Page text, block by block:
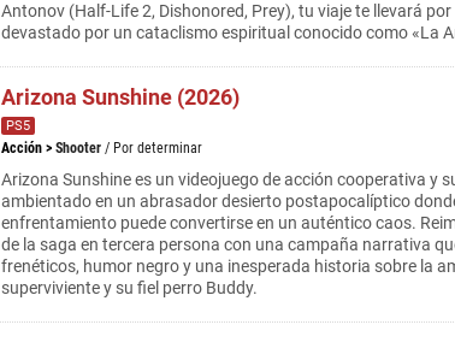
Antonov (Half-Life 2, Dishonored, Prey), tu viaje te llevará por
devastado por un cataclismo espiritual conocido como «La
Arizona Sunshine (2026)
PS5
Acción > Shooter / Por determinar
Arizona Sunshine es un videojuego de acción cooperativa y
ambientado en un abrasador desierto postapocalíptico
enfrentamiento puede convertirse en un auténtico caos.
de la saga en tercera persona con una campaña narrativa
frenéticos, humor negro y una inesperada historia sobre la
superviviente y su fiel perro Buddy.